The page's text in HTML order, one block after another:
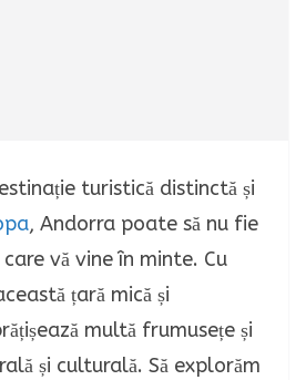
turistică distinctă și
, Andorra poate să nu fie
vă vine în minte. Cu
țară mică și
multă frumusețe și
și culturală. Să explorăm